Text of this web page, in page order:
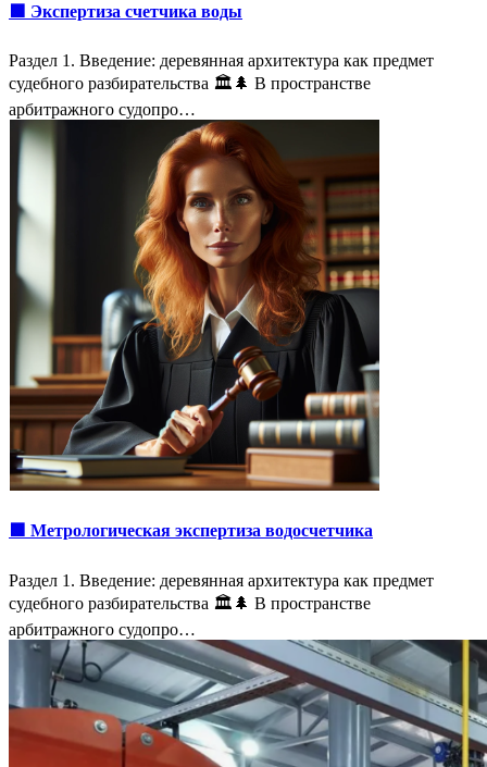
🟩 Экспертиза счетчика воды
Раздел 1. Введение: деревянная архитектура как предмет
судебного разбирательства 🏛️🌲 В пространстве
арбитражного судопро…
🟩 Метрологическая экспертиза водосчетчика
Раздел 1. Введение: деревянная архитектура как предмет
судебного разбирательства 🏛️🌲 В пространстве
арбитражного судопро…